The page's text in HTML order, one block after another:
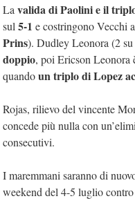
La valida di Paolini e il
sul 5-1 e costringono Vecchi
Prins). Dudley Leonora (2
doppio, poi Ericson Leonora
quandoun triplo di Lopez
Rojas, rilievo del vincente
concede più nulla con
consecutivi.
I maremmani saranno di
weekend del 4-5 luglio